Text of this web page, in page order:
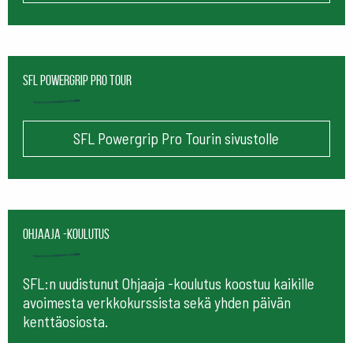
SFL Powergrip Pro Tour
SFL Powergrip Pro Tourin sivustolle
Ohjaaja -koulutus
SFL:n uudistunut Ohjaaja -koulutus koostuu kaikille
avoimesta verkkokurssista sekä yhden päivän
kenttäosiosta.